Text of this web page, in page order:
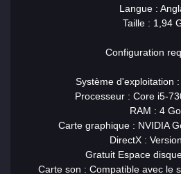
Langue :
Taille : 1,94
Configuration
Système d'exploitation
Processeur : Core i5-
RAM : 4 Go
Carte graphique : NVIDIA
DirectX :
Gratuit Espace
Carte son : Compatible avec le